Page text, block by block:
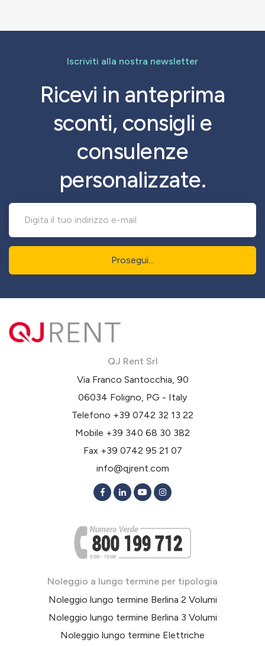
Iscriviti alla nostra newsletter
Ricevi in anteprima
sconti, consigli e
consulenze
personalizzate.
Prosegui...
QJ Rent Srl
Via Franco Santocchia, 90
06034 Foligno, PG - Italy
Telefono +39 0742 32 13 22
Mobile +39 340 68 30 382
Fax +39 0742 95 21 07
info@qjrent.com
Noleggio a lungo termine per tipologia
Noleggio lungo termine Berlina 2 Volumi
Noleggio lungo termine Berlina 3 Volumi
Noleggio lungo termine Elettriche